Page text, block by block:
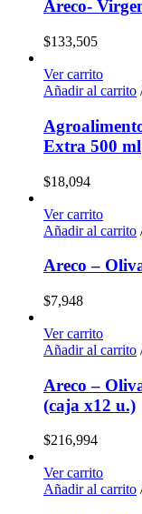
Areco-
$133,505
Ver carrito
Añadir al carrito
Extra 500 ml
$18,094
Ver carrito
Añadir al carrito
Areco –
$7,948
Ver carrito
Añadir al carrito
Areco –
(caja x12 u.)
$216,994
Ver carrito
Añadir al carrito